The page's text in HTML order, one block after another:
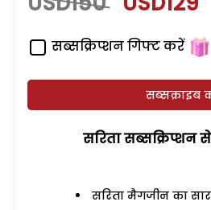
सब्सक्रिप्शन गिफ्ट करें
सब्सक्राइब
सरिता सब्सक्रिप्शन
सरिता मैगजीन का